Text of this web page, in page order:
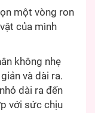
một vòng ron
của mình
không nhẹ
và dài ra.
dài ra đến
với sức chịu